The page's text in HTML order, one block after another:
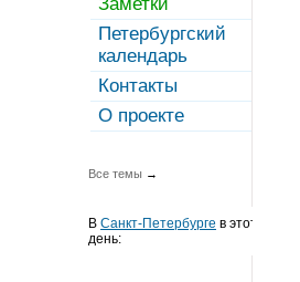
Петербургский
календарь
Контакты
О проекте
Все темы →
В Санкт-Петербурге в этот
день: